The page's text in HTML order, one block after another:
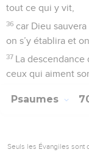
tout ce qui y vit,
36 car Dieu
on s’y établira et
37 La descendance
ceux qui aiment
Psaumes
Seuls les Évangiles sont